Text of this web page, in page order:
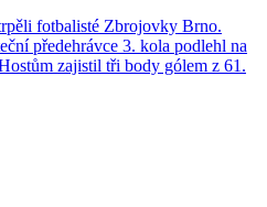
fotbalisté Zbrojovky Brno.
předehrávce 3. kola podlehl na
zajistil tři body gólem z 61.